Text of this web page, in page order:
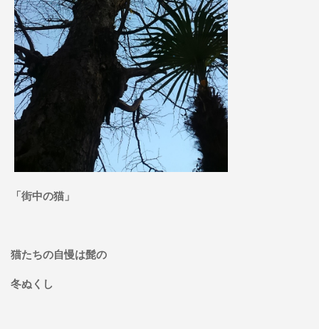
「街中の猫」
猫たちの自慢は髭の
冬ぬくし